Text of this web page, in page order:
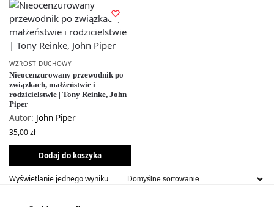
WZROST DUCHOWY
Nieocenzurowany przewodnik po
związkach, małżeństwie i
rodzicielstwie | Tony Reinke, John
Piper
Autor: John Piper
35,00zł
Dodaj do koszyka
Wyświetlanie jednego wyniku